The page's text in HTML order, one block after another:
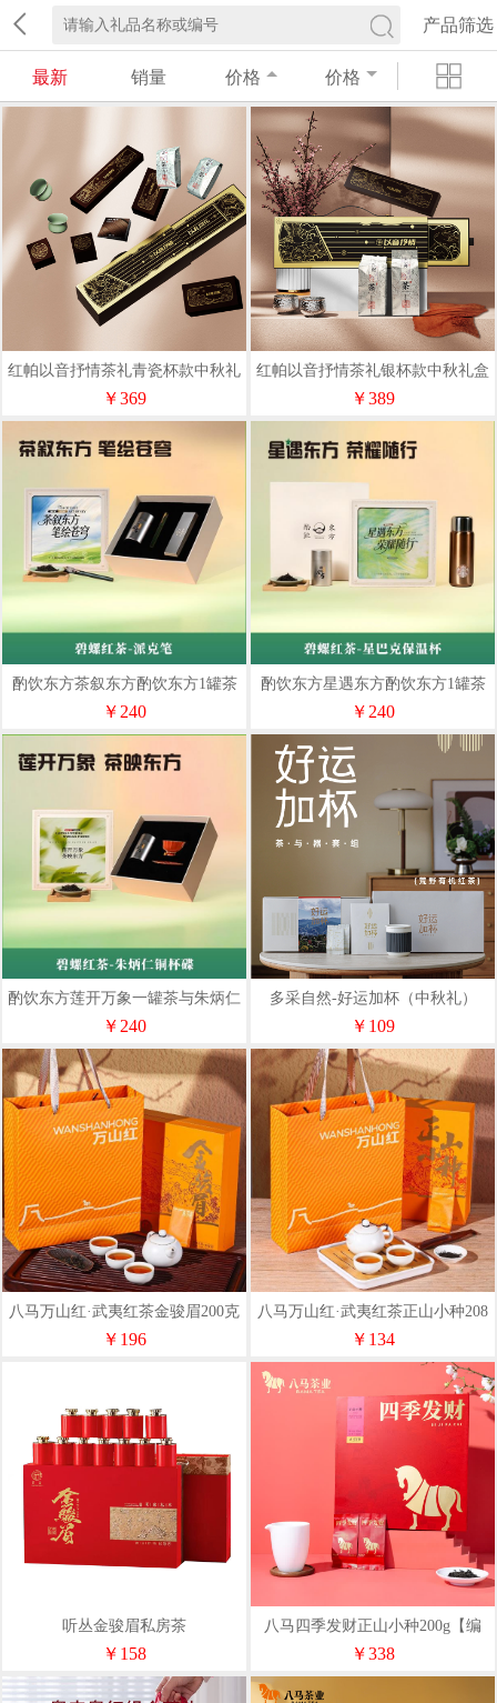
产品筛选
最新 销量 价格 价格
红帕以音抒情茶礼青瓷杯款中秋礼
盒套装CLQC
￥369
红帕以音抒情茶礼银杯款中秋礼盒
套装CLYB
￥389
酌饮东方茶叙东方酌饮东方1罐茶
与派克笔套装
￥240
酌饮东方星遇东方酌饮东方1罐茶
与星巴克保温杯套装
￥240
酌饮东方莲开万象一罐茶与朱炳仁
铜杯碟套装
￥240
多采自然-好运加杯（中秋礼）
￥109
八马万山红·武夷红茶金骏眉200克
￥196
八马万山红·武夷红茶正山小种208
克
￥134
听丛金骏眉私房茶
￥158
八马四季发财正山小种200g【编
码】H0973
￥338